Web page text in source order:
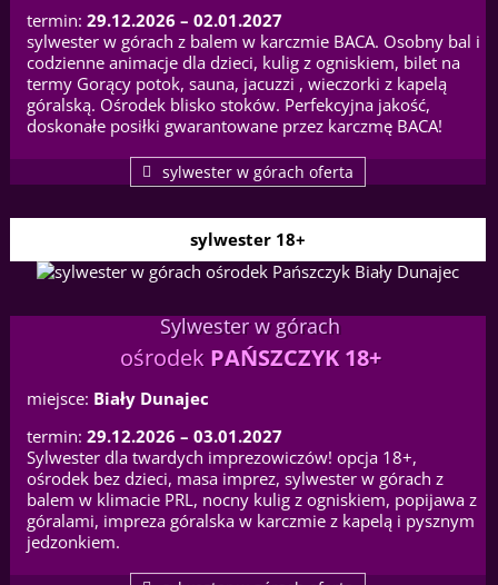
termin: 29.12.2026 – 02.01.2027
sylwester w górach z balem w karczmie BACA. Osobny bal i
codzienne animacje dla dzieci, kulig z ogniskiem, bilet na
termy Gorący potok, sauna, jacuzzi , wieczorki z kapelą
góralską. Ośrodek blisko stoków. Perfekcyjna jakość,
doskonałe posiłki gwarantowane przez karczmę BACA!
sylwester w górach oferta
sylwester 18+
Sylwester w górach
ośrodek PAŃSZCZYK 18+
miejsce: Biały Dunajec
termin: 29.12.2026 – 03.01.2027
Sylwester dla twardych imprezowiczów! opcja 18+,
ośrodek bez dzieci, masa imprez, sylwester w górach z
balem w klimacie PRL, nocny kulig z ogniskiem, popijawa z
góralami, impreza góralska w karczmie z kapelą i pysznym
jedzonkiem.